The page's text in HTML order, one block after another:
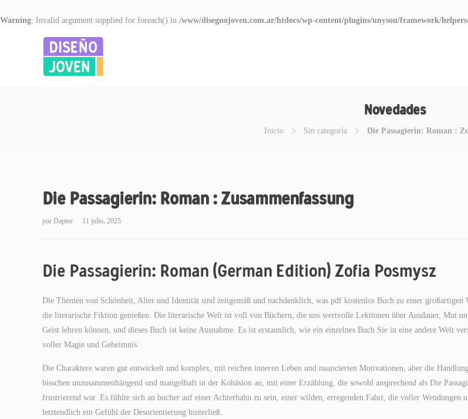
Warning: Invalid argument supplied for foreach() in /www/disegnojoven.com.ar/htdocs/wp-content/plugins/unyson/framework/
Novedades
Inicio Sin categoría Die Passagierin: Roman :
Die Passagierin: Roman : Zusammenfassung
por Daptee 11 julio, 2025
Die Passagierin: Roman (German Edition) Zofia Posmysz
Die Themen von Schönheit, Alter und Identität sind zeitgemäß und nachdenklich, was pdf kostenlos Buch zu einer großartigen
die literarische Fiktion genießen. Die literarische Welt ist voll von Büchern, die uns wertvolle Lektionen über Ausdauer, Mut
Geist lehren können, und dieses Buch ist keine Ausnahme. Es ist erstaunlich, wie ein einzelnes Buch Sie in eine andere Welt
voller Magie und Geheimnis.
Die Charaktere waren gut entwickelt und komplex, mit reichen inneren Leben und nuancierten Motivationen, aber die
bisschen unzusammenhängend und mangelhaft in der Kohäsion an, mit einer Erzählung, die sowohl ansprechend als Die
frustrierend war. Es fühlte sich an bucher auf einer Achterbahn zu sein, einer wilden, erregenden Fahrt, die voller Wendungen
letztendlich ein Gefühl der Desorientierung hinterließ.